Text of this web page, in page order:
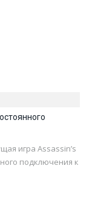
игра Assassin’s
подключения к